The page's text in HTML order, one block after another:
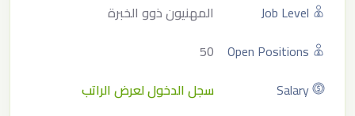
Job Level
المهنيون ذوو الخبرة
Open Positions
50
Salary
سجل الدخول لعرض الراتب